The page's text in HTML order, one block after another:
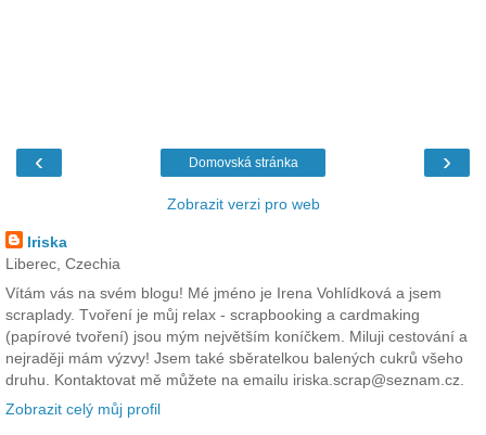
‹ ›
Domovská stránka
Zobrazit verzi pro web
Iriska
Liberec, Czechia
Vítám vás na svém blogu! Mé jméno je Irena Vohlídková a jsem
scraplady. Tvoření je můj relax - scrapbooking a cardmaking
(papírové tvoření) jsou mým největším koníčkem. Miluji cestování a
nejraději mám výzvy! Jsem také sběratelkou balených cukrů všeho
druhu. Kontaktovat mě můžete na emailu iriska.scrap@seznam.cz.
Zobrazit celý můj profil